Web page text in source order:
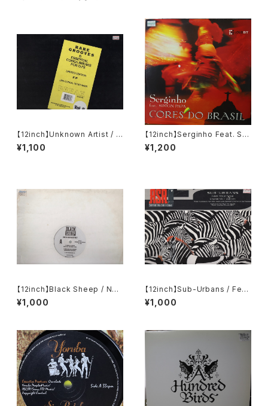
【12inch】Unknown Artist / R
are Grooves & Essential C
onga Breaks For DJ's Vol II
¥1,100
【12inch】Serginho Feat. Si
mon Papa / Cores Do Brasi
l¥1,200
【12inch】Black Sheep / Nort
h South East West
¥1,000
【12inch】Sub-Urbans / Feel
Your Soul
¥1,000